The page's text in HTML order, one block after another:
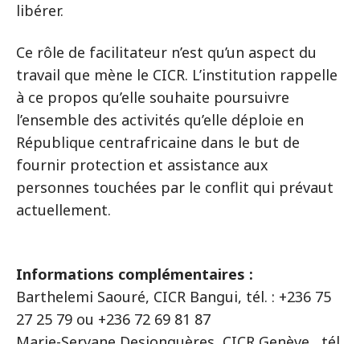
libérer.
Ce rôle de facilitateur n’est qu’un aspect du
travail que mène le CICR. L’institution rappelle
à ce propos qu’elle souhaite poursuivre
l’ensemble des activités qu’elle déploie en
République centrafricaine dans le but de
fournir protection et assistance aux
personnes touchées par le conflit qui prévaut
actuellement.
Informations complémentaires :
Barthelemi Saouré, CICR Bangui, tél. : +236 75
27 25 79 ou +236 72 69 81 87